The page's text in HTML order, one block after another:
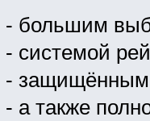
- большим
- системой
-
- а также